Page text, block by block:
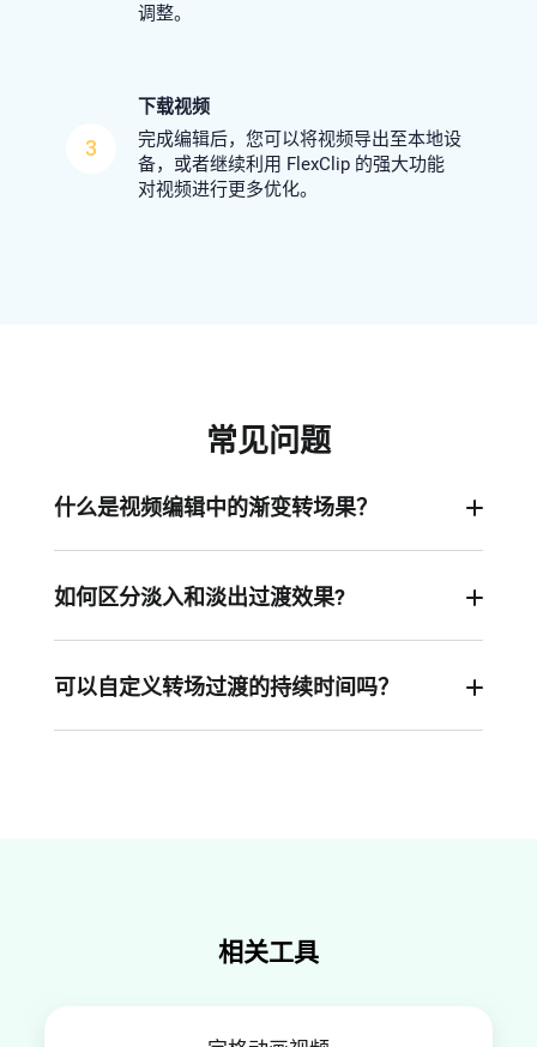
调整。
3
下载视频
完成编辑后，您可以将视频导出至本地设
备，或者继续利用 FlexClip 的强大功能
对视频进行更多优化。
常见问题
什么是视频编辑中的渐变转场果？
下一场景的过渡方式。它比跳切更平滑，也不会像
如何区分淡入和淡出过渡效果?
出效果则是从完全可见逐渐过渡到黑色或白色。
可以自定义转场过渡的持续时间吗？
相关工具